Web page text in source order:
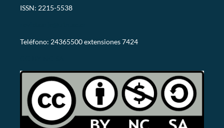
ISSN: 2215-5538
Teléfono: 24365500 extensiones 7424